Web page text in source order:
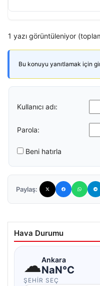
1 yazı görüntüleniyor
Bu konuyu yanıtlamak için
Kullanıcı adı:
Parola:
Beni hatırla
Paylaş:
Hava Durumu
☁Ankara
NaN°C
ŞEHIR SEÇ